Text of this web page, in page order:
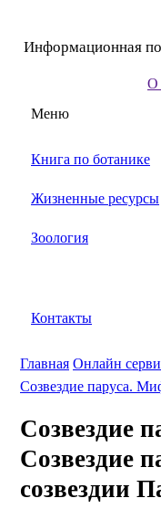
Информационная
О
Меню
Книга по ботанике
Жизненные ресурсы
Зоология
Контакты
Главная Онлайн
Созвездие паруса.
Созвездие
Созвездие
созвездии